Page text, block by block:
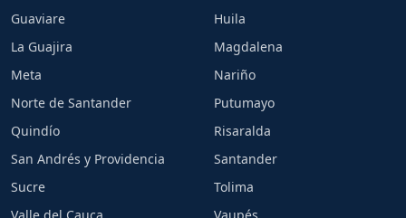
Guaviare
Huila
La Guajira
Magdalena
Meta
Nariño
Norte de Santander
Putumayo
Quindío
Risaralda
San Andrés y Providencia
Santander
Sucre
Tolima